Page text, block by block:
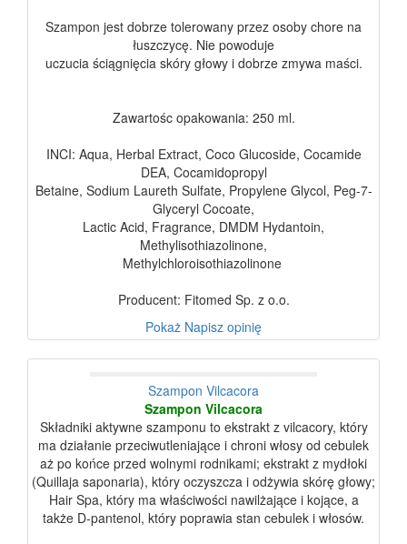
Szampon jest dobrze tolerowany przez osoby chore na
łuszczycę. Nie powoduje
uczucia ściągnięcia skóry głowy i dobrze zmywa maści.
Zawartośc opakowania: 250 ml.
INCI: Aqua, Herbal Extract, Coco Glucoside, Cocamide
DEA, Cocamidopropyl
Betaine, Sodium Laureth Sulfate, Propylene Glycol, Peg-7-
Glyceryl Cocoate,
Lactic Acid, Fragrance, DMDM Hydantoin,
Methylisothiazolinone,
Methylchloroisothiazolinone
Producent: Fitomed Sp. z o.o.
Pokaż Napisz opinię
Szampon Vilcacora
Szampon Vilcacora
Składniki aktywne szamponu to ekstrakt z vilcacory, który
ma działanie przeciwutleniające i chroni włosy od cebulek
aż po końce przed wolnymi rodnikami; ekstrakt z mydłoki
(Quillaja saponaria), który oczyszcza i odżywia skórę głowy;
Hair Spa, który ma właściwości nawilżające i kojące, a
także D-pantenol, który poprawia stan cebulek i włosów.